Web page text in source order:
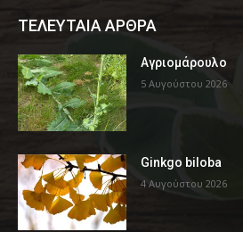
ΤΕΛΕΥΤΑΙΑ ΑΡΘΡΑ
Αγριομάρουλο
5 Αυγούστου 2026
Ginkgo biloba
4 Αυγούστου 2026